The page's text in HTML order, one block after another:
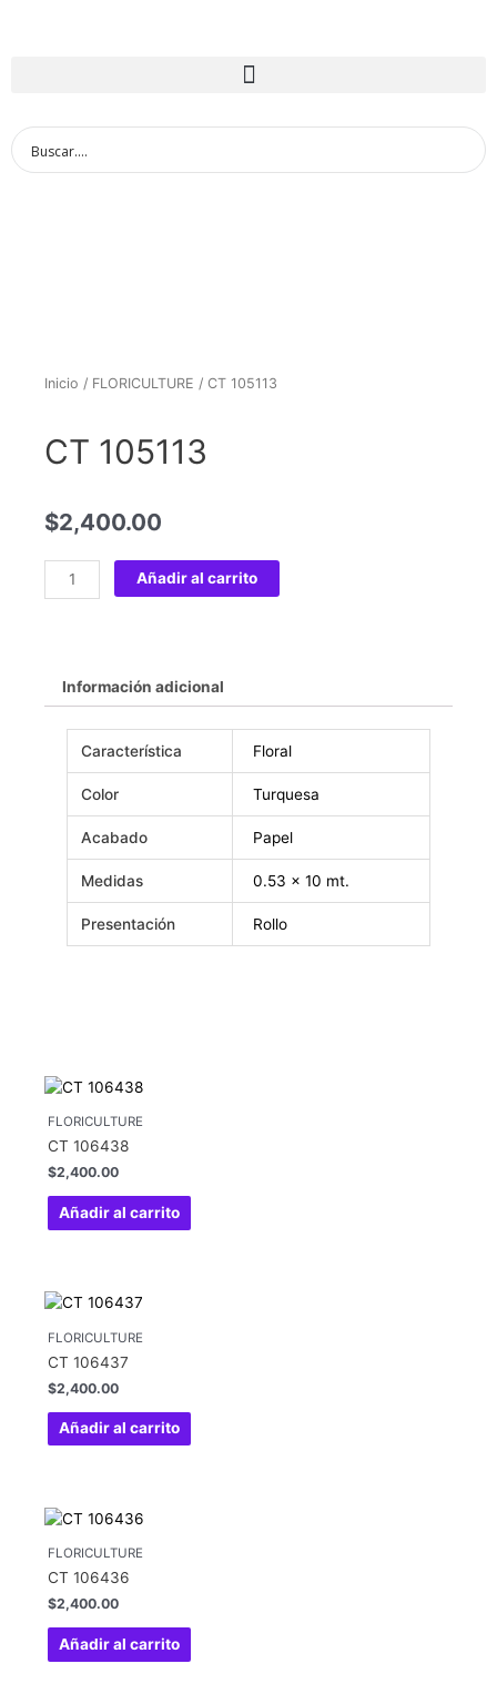
Inicio / FLORICULTURE / CT 105113
CT 105113
$2,400.00
Añadir al carrito
Información adicional
Característica Floral
Color Turquesa
Acabado Papel
Medidas 0.53 x 10 mt.
Presentación Rollo
FLORICULTURE
CT 106438
$2,400.00
Añadir al carrito
FLORICULTURE
CT 106437
$2,400.00
Añadir al carrito
FLORICULTURE
CT 106436
$2,400.00
Añadir al carrito